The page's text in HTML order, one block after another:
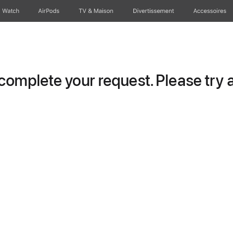
Watch AirPods TV & Maison Divertissements Accessoires
your request. Please try